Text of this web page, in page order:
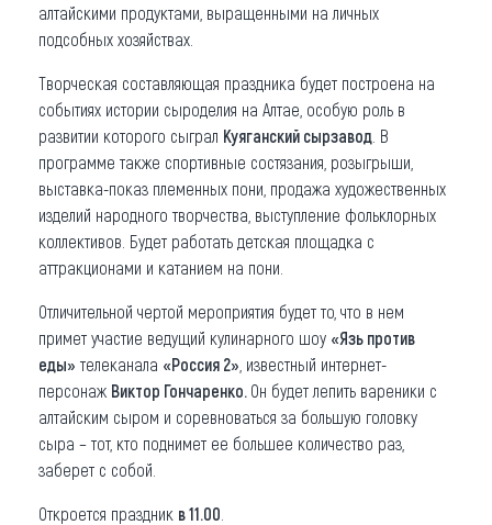
алтайскими продуктами, выращенными на личных
подсобных хозяйствах.
Творческая составляющая праздника будет построена на
событиях истории сыроделия на Алтае, особую роль в
развитии которого сыграл Куяганский сырзавод . В
программе также спортивные состязания, розыгрыши,
выставка-показ племенных пони, продажа художественных
изделий народного творчества, выступление фольклорных
коллективов. Будет работать детская площадка с
аттракционами и катанием на пони.
Отличительной чертой мероприятия будет то, что в нем
примет участие ведущий кулинарного шоу «Язь против
еды» телеканала «Россия 2» , известный интернет-
персонаж Виктор Гончаренко. Он будет лепить вареники с
алтайским сыром и соревноваться за большую головку
сыра – тот, кто поднимет ее большее количество раз,
заберет с собой.
Откроется праздник в 11.00